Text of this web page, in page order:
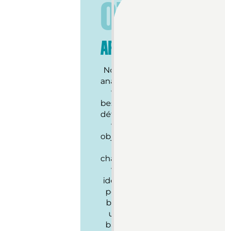
01
AFFINER
Nous
analysons
vos
besoins,
définissons
vos
objectifs
challengons
vos
idées
pour
bâtir
une
base